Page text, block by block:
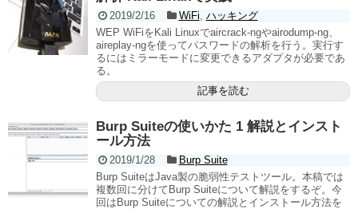
2019/2/16 WiFi, ハッキング
WEP WiFiをKali Linuxでaircrack-ngやairodump-ng、
aireplay-ngを使ってパスワードの解析を行う。実行す
るにはミラーモードに変更できるアダプタが必要であ
る。
記事を読む
Burp Suiteの使いかた 1 解説とインスト
ール方法
2019/1/28
Burp Suite
Burp SuiteはJava製の脆弱性テストツール。本稿では
複数回に分けてBurp Suiteについて解説をするぞ。今
回はBurp Suiteについての解説とインストール方法を